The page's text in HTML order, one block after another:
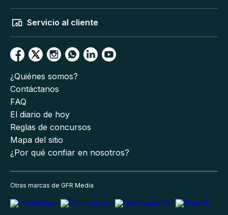
Servicio al cliente
¿Quiénes somos?
Contáctanos
FAQ
El diario de hoy
Reglas de concursos
Mapa del sitio
¿Por qué confiar en nosotros?
Otras marcas de GFR Media